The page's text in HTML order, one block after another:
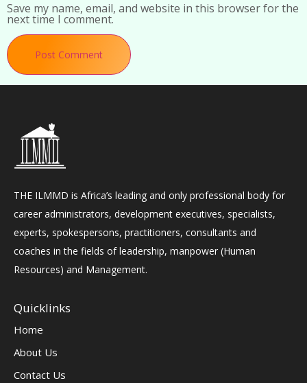
Save my name, email, and website in this browser for the
next time I comment.
THE ILMMD is Africa’s leading and only professional body for
career administrators, development executives, specialists,
experts, spokespersons, practitioners, consultants and
coaches in the fields of leadership, manpower (Human
Resources) and Management.
Quicklinks
Home
About Us
Contact Us